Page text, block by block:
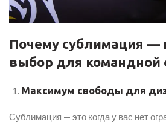
Почему сублимация —
выбор для
Максимум свободы для
Сублимация — это когда у вас нет